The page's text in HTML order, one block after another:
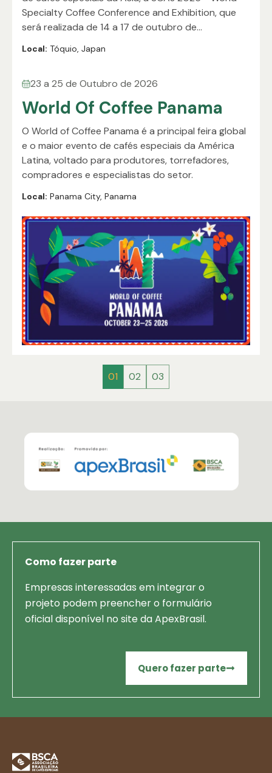
Specialty Coffee Conference and Exhibition, que
será realizada de 14 a 17 de outubro de…
Local: Tóquio, Japan
23 a 25 de Outubro de 2026
World Of Coffee Panama
O World of Coffee Panama é a principal feira global
e o maior evento de cafés especiais da América
Latina, voltado para produtores, torrefadores,
compradores e especialistas do setor.
Local: Panama City, Panama
01 02 03
Como fazer parte
Empresas interessadas em integrar o
projeto podem preencher o formulário
oficial disponível no site da ApexBrasil.
Quero fazer parte